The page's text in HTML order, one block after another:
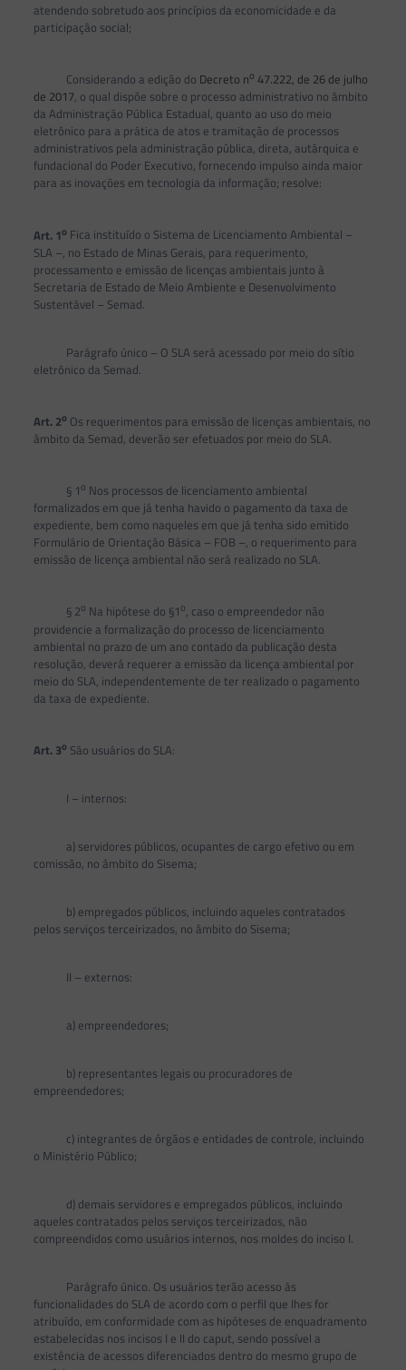
atendendo sobretudo aos princípios da economicidade e da
participação social;
Considerando a edição do Decreto no 47.222, de 26 de julho
de 2017, o qual dispõe sobre o processo administrativo no âmbito
da Administração Pública Estadual, quanto ao uso do meio
eletrônico para a prática de atos e tramitação de processos
administrativos pela administração pública, direta, autárquica e
fundacional do Poder Executivo, fornecendo impulso ainda maior
para as inovações em tecnologia da informação; resolve:
Art. 1o Fica instituído o Sistema de Licenciamento Ambiental –
SLA –, no Estado de Minas Gerais, para requerimento,
processamento e emissão de licenças ambientais junto à
Secretaria de Estado de Meio Ambiente e Desenvolvimento
Sustentável – Semad.
Parágrafo único – O SLA será acessado por meio do sítio
eletrônico da Semad.
Art. 2o Os requerimentos para emissão de licenças ambientais, no
âmbito da Semad, deverão ser efetuados por meio do SLA.
§ 1o Nos processos de licenciamento ambiental
formalizados em que já tenha havido o pagamento da taxa de
expediente, bem como naqueles em que já tenha sido emitido
Formulário de Orientação Básica – FOB –, o requerimento para
emissão de licença ambiental não será realizado no SLA.
§ 2o Na hipótese do §1o, caso o empreendedor não
providencie a formalização do processo de licenciamento
ambiental no prazo de um ano contado da publicação desta
resolução, deverá requerer a emissão da licença ambiental por
meio do SLA, independentemente de ter realizado o pagamento
da taxa de expediente.
Art. 3o São usuários do SLA:
I – internos:
a) servidores públicos, ocupantes de cargo efetivo ou em
comissão, no âmbito do Sisema;
b) empregados públicos, incluindo aqueles contratados
pelos serviços terceirizados, no âmbito do Sisema;
II – externos:
a) empreendedores;
b) representantes legais ou procuradores de
empreendedores;
c) integrantes de órgãos e entidades de controle, incluindo
o Ministério Público;
d) demais servidores e empregados públicos, incluindo
aqueles contratados pelos serviços terceirizados, não
compreendidos como usuários internos, nos moldes do inciso I.
Parágrafo único. Os usuários terão acesso às
funcionalidades do SLA de acordo com o perfil que lhes for
atribuído, em conformidade com as hipóteses de enquadramento
estabelecidas nos incisos I e II do caput, sendo possível a
existência de acessos diferenciados dentro do mesmo grupo de